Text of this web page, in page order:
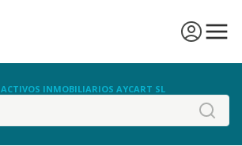
ACTIVOS INMOBILIARIOS AYCART SL